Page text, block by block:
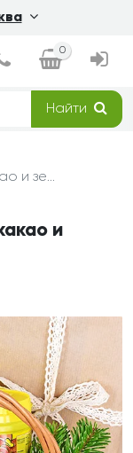
0
Найти
Пушистый снег - корзина с какао и зефиром
и